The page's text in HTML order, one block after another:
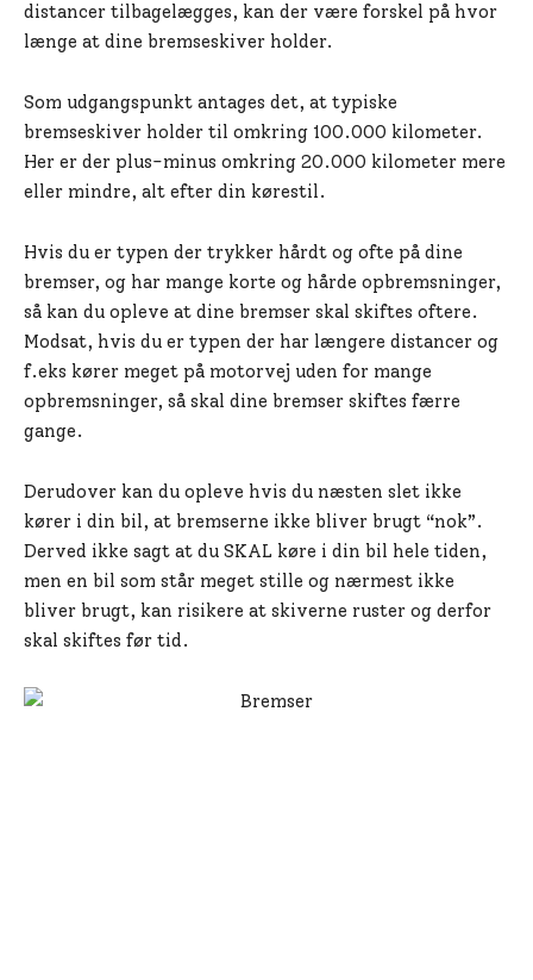
distancer tilbagelægges, kan der være forskel på hvor
længe at dine bremseskiver holder.
Som udgangspunkt antages det, at typiske
bremseskiver holder til omkring 100.000 kilometer.
Her er der plus-minus omkring 20.000 kilometer mere
eller mindre, alt efter din kørestil.
Hvis du er typen der trykker hårdt og ofte på dine
bremser, og har mange korte og hårde opbremsninger,
så kan du opleve at dine bremser skal skiftes oftere.
Modsat, hvis du er typen der har længere distancer og
f.eks kører meget på motorvej uden for mange
opbremsninger, så skal dine bremser skiftes færre
gange.
Derudover kan du opleve hvis du næsten slet ikke
kører i din bil, at bremserne ikke bliver brugt “nok”.
Derved ikke sagt at du SKAL køre i din bil hele tiden,
men en bil som står meget stille og nærmest ikke
bliver brugt, kan risikere at skiverne ruster og derfor
skal skiftes før tid.